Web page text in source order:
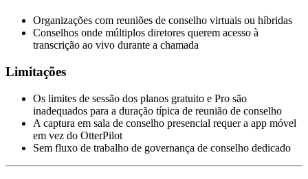
Organizações com reuniões de conselho virtuais ou híbridas
Conselhos onde múltiplos diretores querem acesso à
transcrição ao vivo durante a chamada
Limitações
Os limites de sessão dos planos gratuito e Pro são
inadequados para a duração típica de reunião de conselho
A captura em sala de conselho presencial requer a app móvel
em vez do OtterPilot
Sem fluxo de trabalho de governança de conselho dedicado